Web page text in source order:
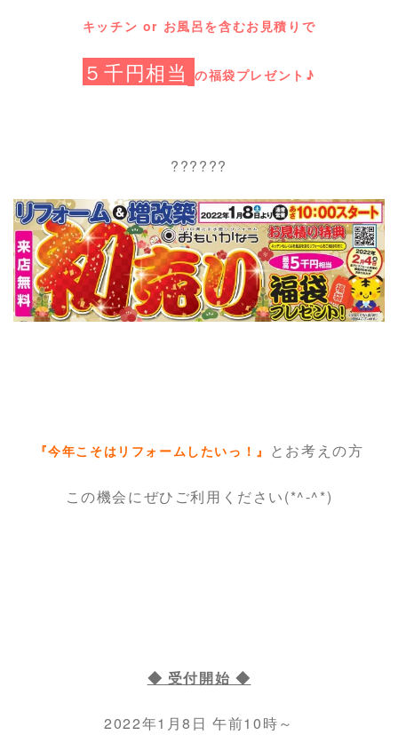
キッチン or お風呂を含むお見積りで
５千円相当 の福袋プレゼント♪
??????
『今年こそはリフォームしたいっ！』 とお考えの方
この機会にぜひご利用ください(*^-^*)
◆ 受付開始 ◆
2022年1月8日 午前10時～